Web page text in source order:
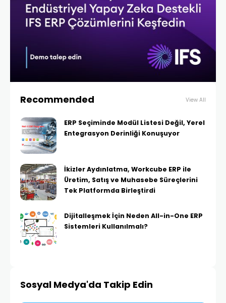
Recommended View All
ERP Seçiminde Modül Listesi Değil, Yerel
Entegrasyon Derinliği Konuşuyor
İkizler Aydınlatma, Workcube ERP ile
Üretim, Satış ve Muhasebe Süreçlerini
Tek Platformda Birleştirdi
Dijitalleşmek İçin Neden All-in-One ERP
Sistemleri Kullanılmalı?
Sosyal Medya'da Takip Edin